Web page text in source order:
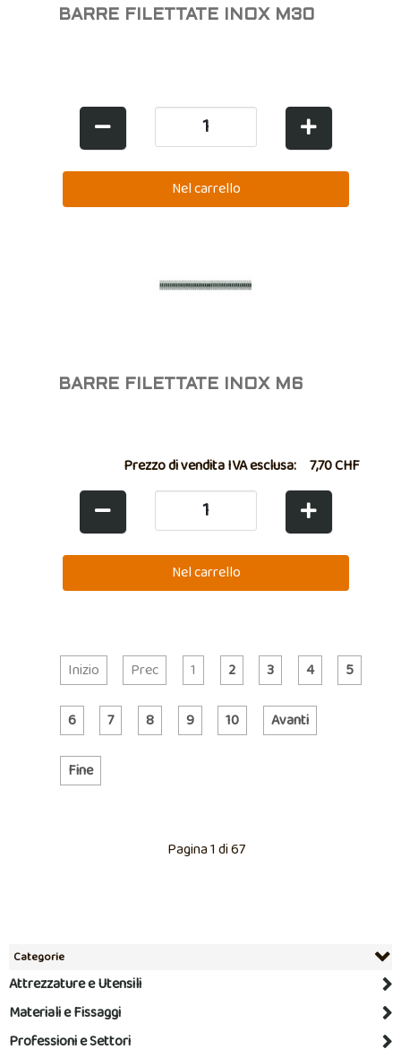
Categorie
Attrezzature e Utensili
Materiali e Fissaggi
Professioni e Settori
BARRE FILETTATE INOX M30
BARRE FILETTATE INOX M6
Prezzo di vendita IVA esclusa: 7,70 CHF
Inizio Prec 1 2 3 4 5
6 7 8 9 10 Avanti
Fine
Pagina 1 di 67